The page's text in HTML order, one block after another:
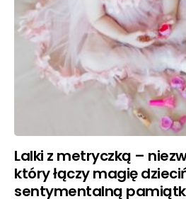
Lalki z metryczką –
który łączy magię
sentymentalną